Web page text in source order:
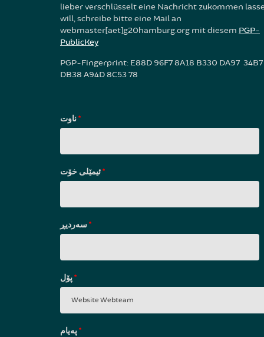
lieber verschlüsselt eine Nachricht zukommen
will, schreibe bitte eine Mail an
webmaster[aet]g20hamburg.org mit diesem PGP-
PublicKey
PGP-Fingerprint: E88D 96F7 8A18 B330 DA97 34B7
DB38 A94D 8C53 78
*
*
*
*
*